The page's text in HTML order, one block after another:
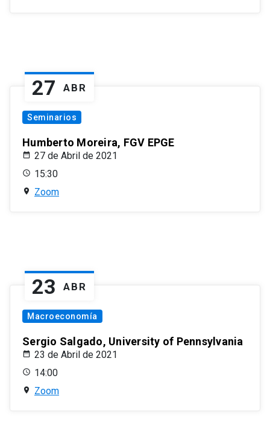
27 ABR
Seminarios
Humberto Moreira, FGV EPGE
27 de Abril de 2021
15:30
Zoom
23 ABR
Macroeconomía
Sergio Salgado, University of Pennsylvania
23 de Abril de 2021
14:00
Zoom